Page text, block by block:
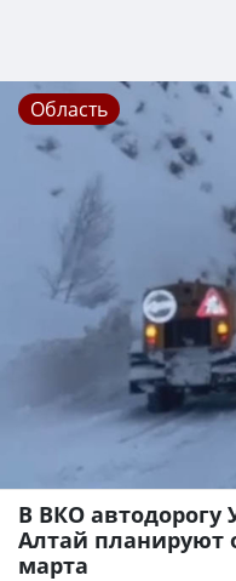
Область
В ВКО автодорогу
Алтай планируют
марта